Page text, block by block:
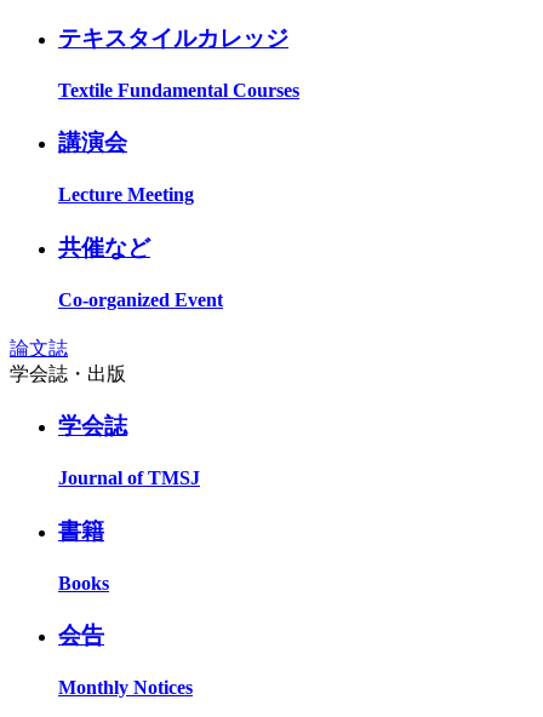
テキスタイルカレッジ
Textile Fundamental Courses
講演会
Lecture Meeting
共催など
Co-organized Event
論文誌
学会誌・出版
学会誌
Journal of TMSJ
書籍
Books
会告
Monthly Notices